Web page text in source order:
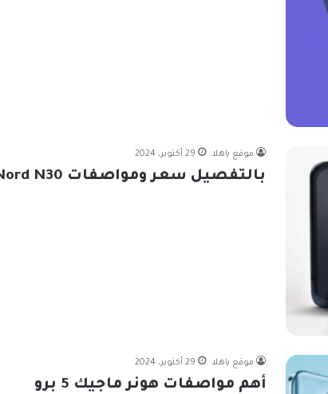
موقع ياهلا 29 أكتوبر، 2024
بالتفصيل سعر ومواصفات OnePlus Nord N30
موقع ياهلا 29 أكتوبر، 2024
أهم مواصفات هونر ماجيك 5 برو